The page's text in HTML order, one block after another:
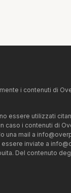
i contenuti di
essere utilizzati
caso i contenuti di
una mail a
inviate a
Del contenuto